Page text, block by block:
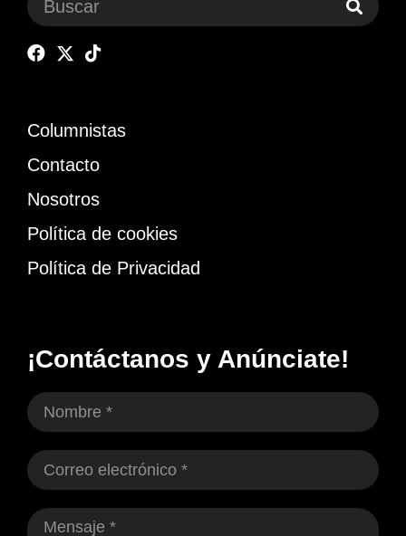
Columnistas
Contacto
Nosotros
Política de cookies
Política de Privacidad
¡Contáctanos y Anúnciate!